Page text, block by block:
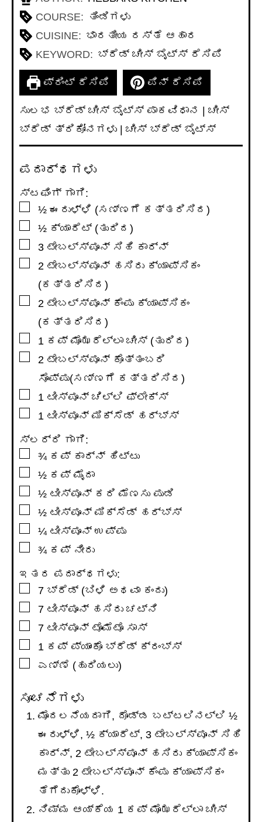
COURSE: ತಿಂಡಿಗಳು
CUISINE: ಭಾರತೀಯ ರಸ್ತೆ ಆಹಾರ
KEYWORD: ಬ್ರೆಡ್ ಚೀಸ್ ಬೈಟ್ಸ್ ರೆಸಿಪಿ
ಪ್ರಿಂಟ್ ರೆಸಿಪಿ ಪಿನ್ ರೆಸಿಪಿ
ಸುಲಭ ಬ್ರೆಡ್ ಚೀಸ್ ಬೈಟ್ಸ್ ಪಾಕವಿಧಾನ | ಚೀಸ್
ಬ್ರೆಡ್ ತ್ರಿಕೋನಗಳು | ಚೀಸ್ ಬ್ರೆಡ್ ಬೈಟ್ಸ್
ಪದಾರ್ಥಗಳು
ಸ್ಟಫಿಂಗ್ ಗಾಗಿ:
▢½ ಈರುಳ್ಳಿ (ಸಣ್ಣಗೆ ಕತ್ತರಿಸಿದ)
▢½ ಕ್ಯಾರೆಟ್ (ತುರಿದ)
▢3 ಟೇಬಲ್ಸ್ಪೂನ್ ಸಿಹಿ ಕಾರ್ನ್
▢2 ಟೇಬಲ್ಸ್ಪೂನ್ ಹಸಿರು ಕ್ಯಾಪ್ಸಿಕಂ
(ಕತ್ತರಿಸಿದ)
▢2 ಟೇಬಲ್ಸ್ಪೂನ್ ಕೆಂಪು ಕ್ಯಾಪ್ಸಿಕಂ
(ಕತ್ತರಿಸಿದ)
▢1 ಕಪ್ ಮೊಝರೆಲ್ಲಾ ಚೀಸ್ (ತುರಿದ)
▢2 ಟೇಬಲ್ಸ್ಪೂನ್ ಕೊತ್ತಂಬರಿ
ಸೊಪ್ಪು(ಸಣ್ಣಗೆ ಕತ್ತರಿಸಿದ)
▢1 ಟೀಸ್ಪೂನ್ ಚಿಲ್ಲಿ ಫ್ಲೇಕ್ಸ್
▢1 ಟೀಸ್ಪೂನ್ ಮಿಕ್ಸೆಡ್ ಹರ್ಬ್ಸ್
ಸ್ಲರ್ರಿ ಗಾಗಿ:
▢¾ ಕಪ್ ಕಾರ್ನ್ ಹಿಟ್ಟು
▢½ ಕಪ್ ಮೈದಾ
▢½ ಟೀಸ್ಪೂನ್ ಕರಿ ಮೆಣಸು ಪುಡಿ
▢½ ಟೀಸ್ಪೂನ್ ಮಿಕ್ಸೆಡ್ ಹರ್ಬ್ಸ್
▢¼ ಟೀಸ್ಪೂನ್ ಉಪ್ಪು
▢¾ ಕಪ್ ನೀರು
ಇತರ ಪದಾರ್ಥಗಳು:
▢7 ಬ್ರೆಡ್ (ಬಿಳಿ ಅಥವಾ ಕಂದು)
▢7 ಟೀಸ್ಪೂನ್ ಹಸಿರು ಚಟ್ನಿ
▢7 ಟೀಸ್ಪೂನ್ ಟೊಮೆಟೊ ಸಾಸ್
▢1 ಕಪ್ ಪ್ಯಾಂಕೊ ಬ್ರೆಡ್ ಕ್ರಂಬ್ಸ್
▢ಎಣ್ಣೆ (ಹುರಿಯಲು)
ಸೂಚನೆಗಳು
ಮೊದಲನೆಯದಾಗಿ, ದೊಡ್ಡ ಬಟ್ಟಲಿನಲ್ಲಿ ½
ಈರುಳ್ಳಿ, ½ ಕ್ಯಾರೆಟ್, 3 ಟೇಬಲ್ಸ್ಪೂನ್ ಸಿಹಿ
ಕಾರ್ನ್, 2 ಟೇಬಲ್ಸ್ಪೂನ್ ಹಸಿರು ಕ್ಯಾಪ್ಸಿಕಂ
ಮತ್ತು 2 ಟೇಬಲ್ಸ್ಪೂನ್ ಕೆಂಪು ಕ್ಯಾಪ್ಸಿಕಂ
ತೆಗೆದುಕೊಳ್ಳಿ.
ನಿಮ್ಮ ಆಯ್ಕೆಯ 1 ಕಪ್ ಮೊಝರೆಲ್ಲಾ ಚೀಸ್